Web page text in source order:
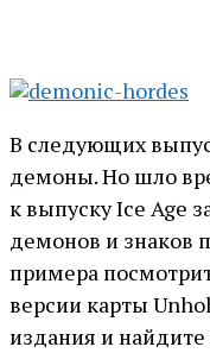
В следующих
демоны. Но шло
к выпуску Ice Age
демонов и знаков
примера
версии карты
издания и